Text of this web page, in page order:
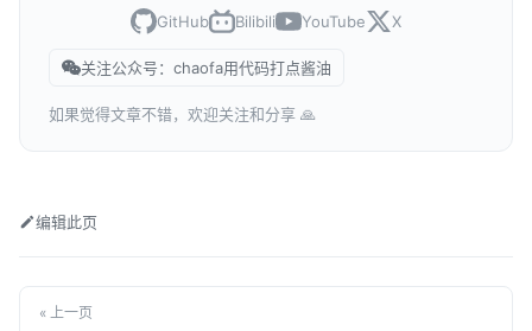
GitHub
Bilibili YouTube X
关注公众号：chaofa用代码打点酱油
如果觉得文章不错，欢迎关注和分享 🙏
编辑此页
« 上一页